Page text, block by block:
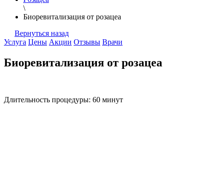
\
Биоревитализация от розацеа
Вернуться назад
Услуга Цены Акции Отзывы Врачи
Биоревитализация от розацеа
Длительность процедуры: 60 минут